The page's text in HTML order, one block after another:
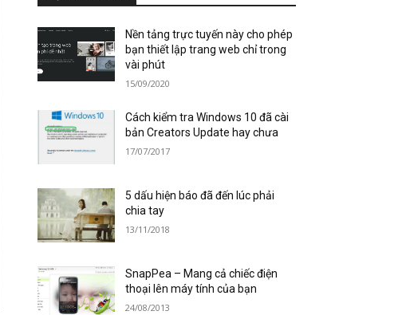
Nền tảng trực tuyến này cho phép
bạn thiết lập trang web chỉ trong
vài phút
15/09/2020
Cách kiểm tra Windows 10 đã cài
bản Creators Update hay chưa
17/07/2017
5 dấu hiện báo đã đến lúc phải
chia tay
13/11/2018
SnapPea – Mang cả chiếc điện
thoại lên máy tính của bạn
24/08/2013